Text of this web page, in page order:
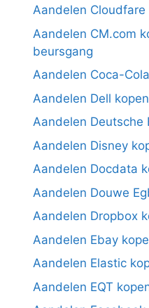
Aandelen Cloudfare
Aandelen CM.com
beursgang
Aandelen Coca-
Aandelen Dell kopen
Aandelen Deutsche
Aandelen Disney
Aandelen Docdata
Aandelen Douwe
Aandelen Dropbox
Aandelen Ebay
Aandelen Elastic
Aandelen EQT